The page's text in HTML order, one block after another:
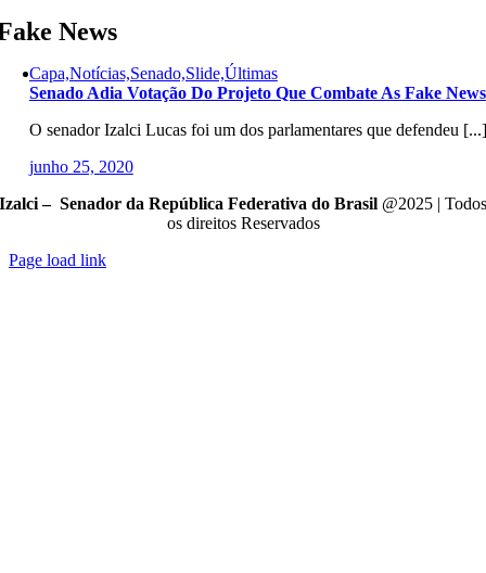
News
Capa,Notícias,Senado,Slide,Últimas
Senado Adia Votação Do Projeto Que Combate As Fake News
O senador Izalci Lucas foi um dos parlamentares que defendeu [...]
junho 25, 2020
Izalci – Senador da República Federativa do Brasil @2025 | Todos
os direitos Reservados
Page load link